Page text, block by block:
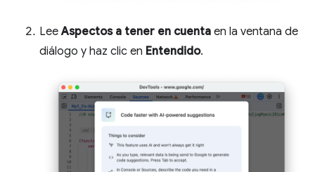
LeeAspectos a tener en cuenta en la ventana de
diálogo y haz clic en Entendido.